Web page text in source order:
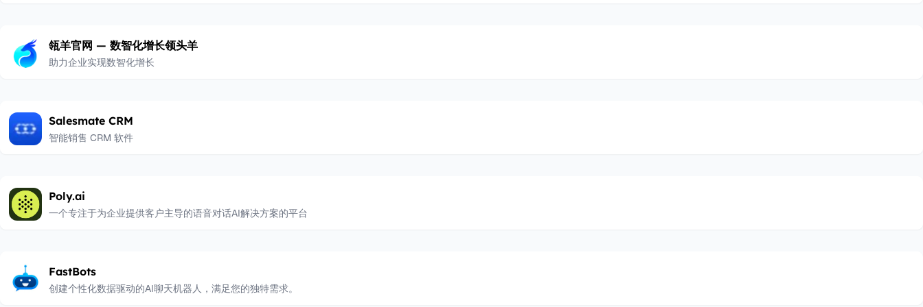
瓴羊官网 — 数智化增长领头羊
助力企业实现数智化增长
Salesmate CRM
智能销售 CRM 软件
Poly.ai
一个专注于为企业提供客户主导的语音对话AI解决方案的平台
FastBots
创建个性化数据驱动的AI聊天机器人，满足您的独特需求。